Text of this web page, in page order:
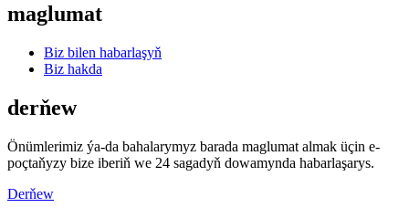
maglumat
Biz bilen habarlaşyň
Biz hakda
derňew
Önümlerimiz ýa-da bahalarymyz barada maglumat almak üçin e-
poçtaňyzy bize iberiň we 24 sagadyň dowamynda habarlaşarys.
Derňew